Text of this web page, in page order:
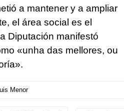
a mantener y a ampliar
el área social es el
Diputación manifestó
«unha das mellores, ou
Menor